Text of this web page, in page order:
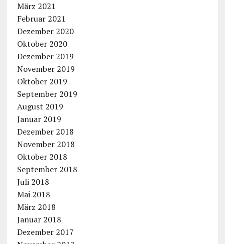
März 2021
Februar 2021
Dezember 2020
Oktober 2020
Dezember 2019
November 2019
Oktober 2019
September 2019
August 2019
Januar 2019
Dezember 2018
November 2018
Oktober 2018
September 2018
Juli 2018
Mai 2018
März 2018
Januar 2018
Dezember 2017